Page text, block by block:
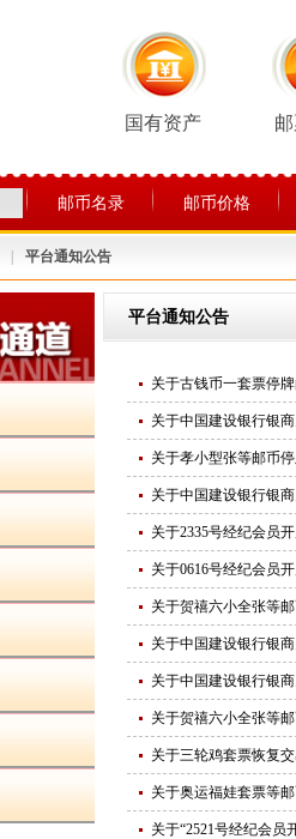
国有资产
邮币名录 邮币价格
平台通知公告
平台通知公告
关于古钱币一套票停
关于中国建设银行银
关于孝小型张等邮币
关于中国建设银行银
关于2335号经纪会员
关于0616号经纪会员
关于贺禧六小全张等
关于中国建设银行银
关于中国建设银行银
关于贺禧六小全张等
关于三轮鸡套票恢复
关于奥运福娃套票等
关于“2521号经纪会员